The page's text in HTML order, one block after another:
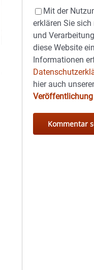
Mit der
erklären Sie
und
diese Website
Informationen
hier auch